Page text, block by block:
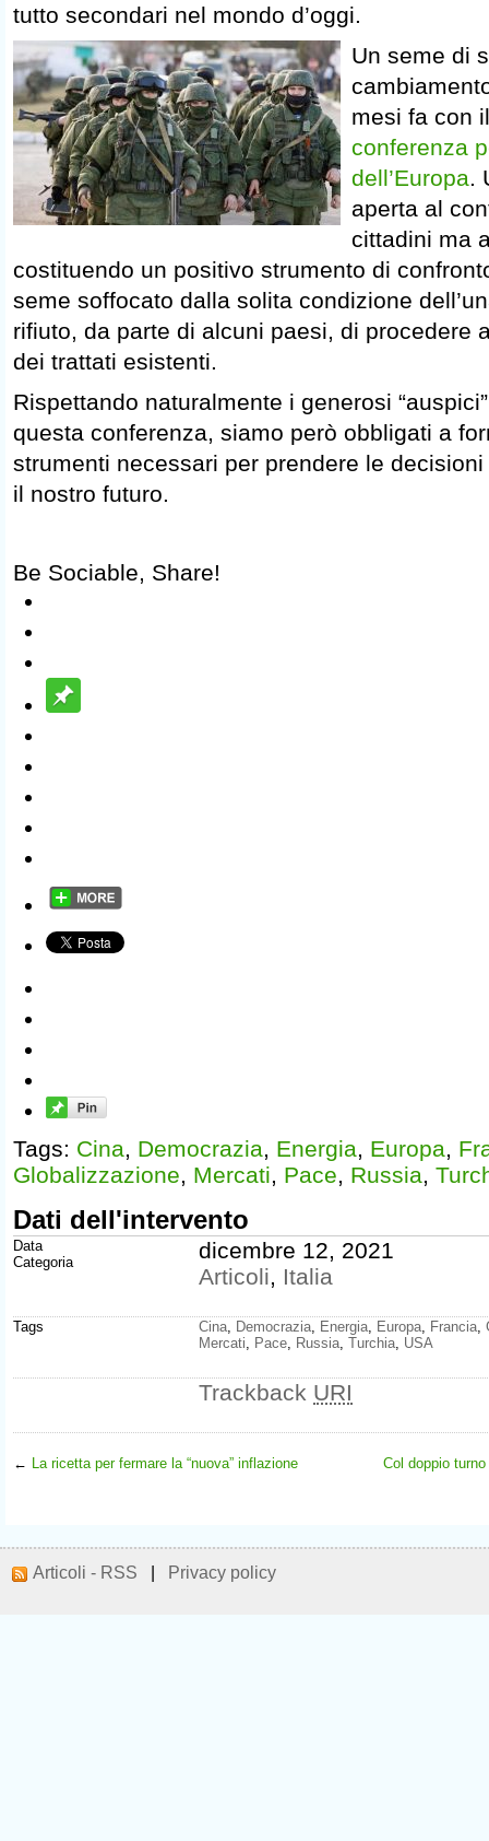
tutto secondari nel mondo d’oggi.
Un seme di
mesi fa con
conferenza
dell’Europa
aperta al
cittadini ma
costituendo un positivo strumento di
seme soffocato dalla solita condizione
rifiuto, da parte di alcuni paesi, di procedere
dei trattati esistenti.
Rispettando naturalmente i generosi
questa conferenza, siamo però obbligati a
strumenti necessari per prendere le
il nostro futuro.
Be Sociable, Share!
Tags: Cina, Democrazia, Energia, Europa,
Globalizzazione, Mercati, Pace, Russia,
Dati dell'intervento
Data
Categoria
dicembre 12, 2021
Articoli, Italia
Tags Cina, Democrazia, Energia, Europa, Francia,
Mercati, Pace, Russia, Turchia, USA
Trackback URI
← La ricetta per fermare la “nuova” inflazione Col doppio
Articoli - RSS Privacy policy